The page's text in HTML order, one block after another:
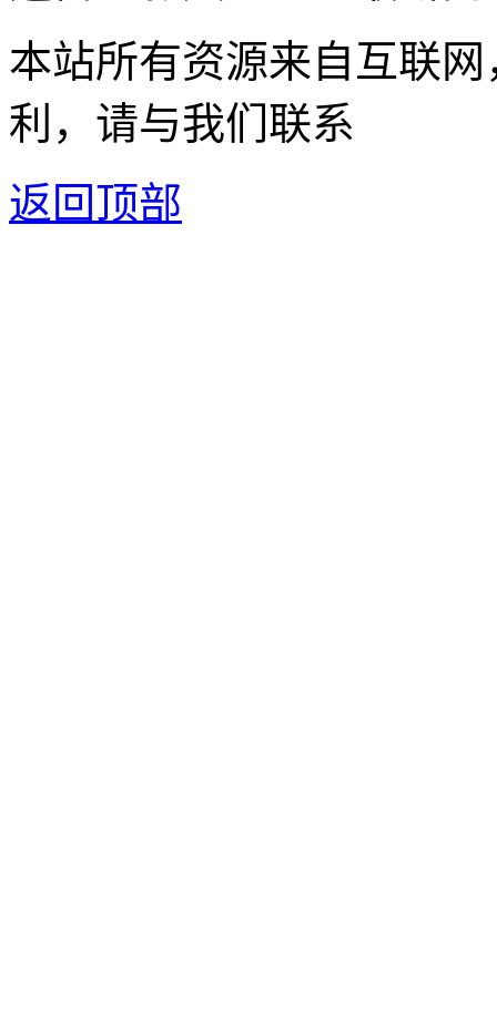
本站所有资源来自互联
利，请与我们联系
返回顶部